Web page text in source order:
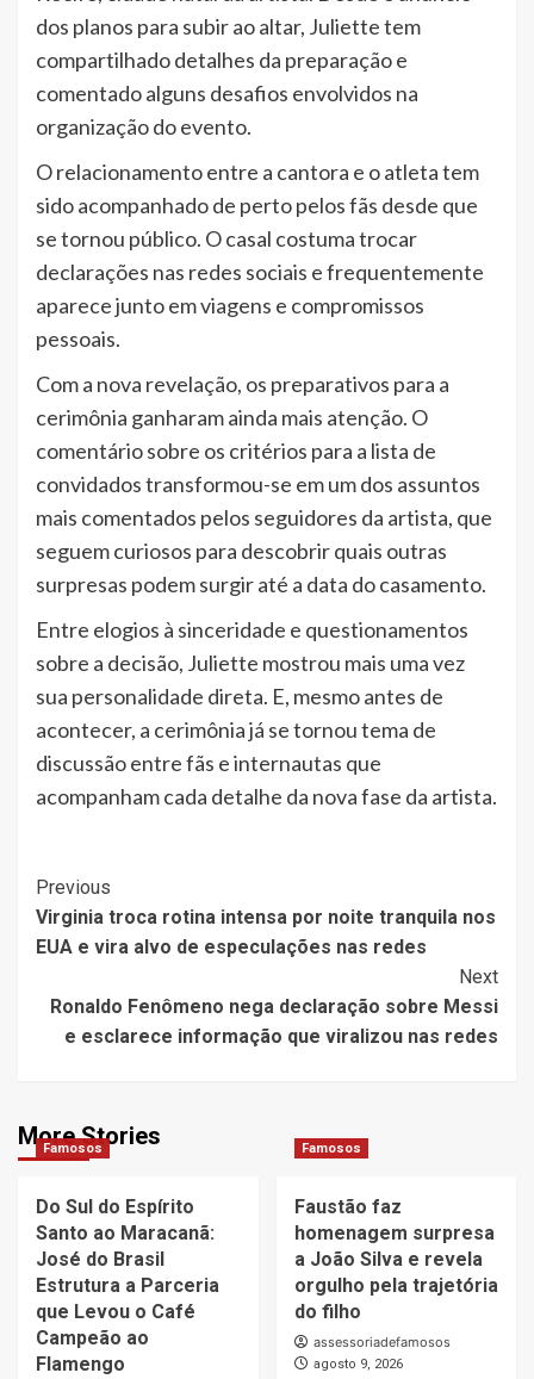
dos planos para subir ao altar, Juliette tem
compartilhado detalhes da preparação e
comentado alguns desafios envolvidos na
organização do evento.
O relacionamento entre a cantora e o atleta tem
sido acompanhado de perto pelos fãs desde que
se tornou público. O casal costuma trocar
declarações nas redes sociais e frequentemente
aparece junto em viagens e compromissos
pessoais.
Com a nova revelação, os preparativos para a
cerimônia ganharam ainda mais atenção. O
comentário sobre os critérios para a lista de
convidados transformou-se em um dos assuntos
mais comentados pelos seguidores da artista, que
seguem curiosos para descobrir quais outras
surpresas podem surgir até a data do casamento.
Entre elogios à sinceridade e questionamentos
sobre a decisão, Juliette mostrou mais uma vez
sua personalidade direta. E, mesmo antes de
acontecer, a cerimônia já se tornou tema de
discussão entre fãs e internautas que
acompanham cada detalhe da nova fase da artista.
Post
Navigation
Previous
Virginia troca rotina intensa por noite tranquila nos
EUA e vira alvo de especulações nas redes
Next
Ronaldo Fenômeno nega declaração sobre Messi
e esclarece informação que viralizou nas redes
More Stories
Famosos
Do Sul do Espírito
Santo ao Maracanã:
José do Brasil
Estrutura a Parceria
que Levou o Café
Campeão ao
Flamengo
Famosos
Faustão faz
homenagem surpresa
a João Silva e revela
orgulho pela trajetória
do filho
assessoriadefamosos
agosto 9, 2026